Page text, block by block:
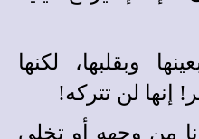
وبقلبها، لكنها
لن تتركه!
من وجهه أو تخلى